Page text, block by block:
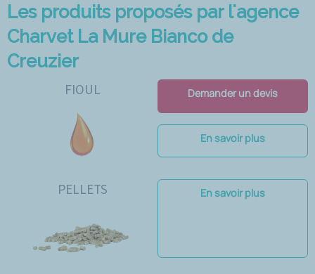
Les produits proposés par l'agence
Charvet La Mure Bianco de
Creuzier
FIOUL Demander un devis
En savoir plus
PELLETS En savoir plus